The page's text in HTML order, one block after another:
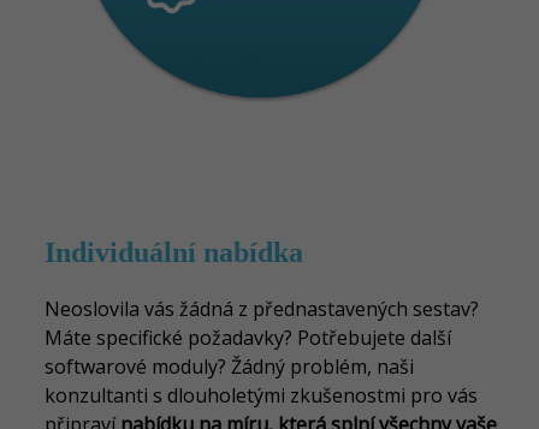
Individuální nabídka
Neoslovila vás žádná z přednastavených sestav?
Máte specifické požadavky? Potřebujete další
softwarové moduly? Žádný problém, naši
konzultanti s dlouholetými zkušenostmi pro vás